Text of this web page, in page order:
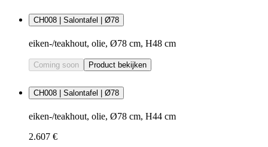
CH008 | Salontafel | Ø78
eiken-/teakhout, olie, Ø78 cm, H48 cm
Coming soon Product bekijken
CH008 | Salontafel | Ø78
eiken-/teakhout, olie, Ø78 cm, H44 cm
2.607 €